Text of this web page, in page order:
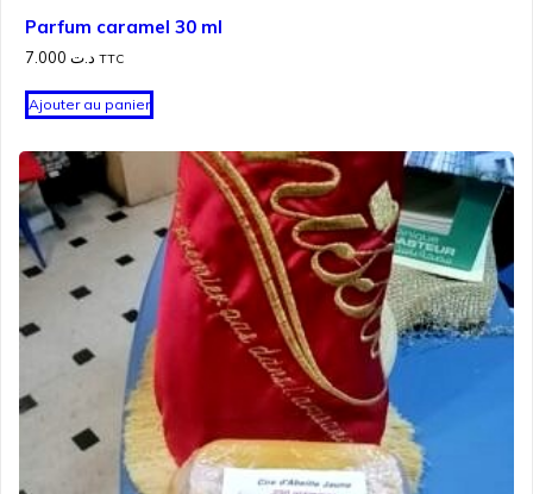
Parfum caramel 30 ml
د.ت TTC
Ajouter au panier